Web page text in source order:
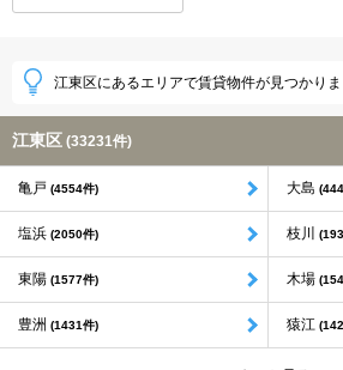
江東区にあるエリアで賃貸物件が見つかりま
江東区 (33231件)
亀戸 (4554件) 大島
塩浜 (2050件) 枝川
東陽 (1577件) 木場
豊洲 (1431件) 猿江